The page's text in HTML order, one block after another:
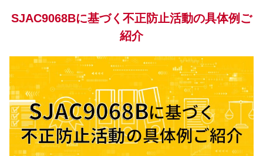
SJAC9068Bに基づく不正防止活動の具体例ご
紹介